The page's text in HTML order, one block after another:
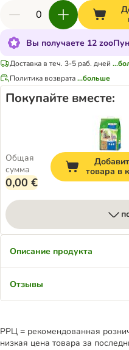
Вы получаете 12
Доставка в теч. 3-5 раб. дней
Политика возврата...больше
Покупайте вместе:
Общая
сумма
0,00 €
товара в
Описание продукта
Отзывы
РРЦ = рекомендованная
низкая цена товара за